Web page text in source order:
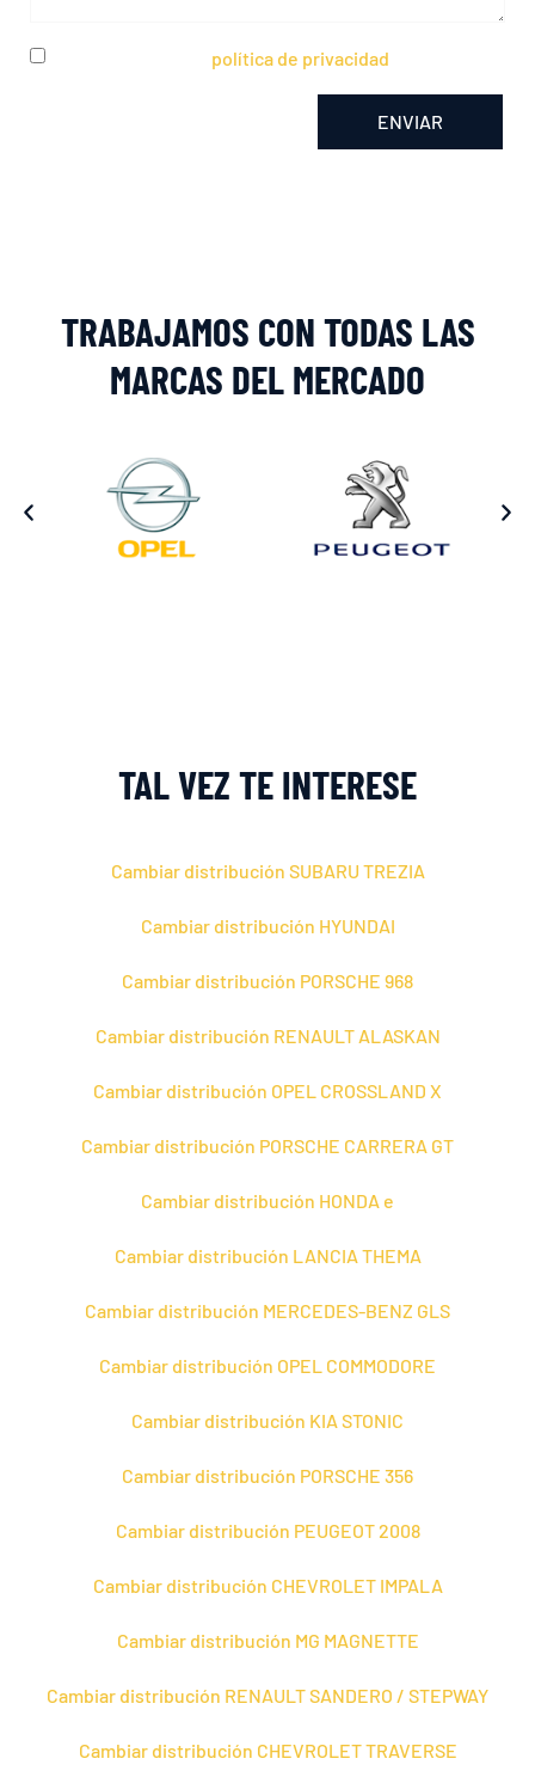
política de privacidad
ENVIAR
TRABAJAMOS CON TODAS LAS
MARCAS DEL MERCADO
TAL VEZ TE INTERESE
Cambiar distribución SUBARU TREZIA
Cambiar distribución HYUNDAI
Cambiar distribución PORSCHE 968
Cambiar distribución RENAULT ALASKAN
Cambiar distribución OPEL CROSSLAND X
Cambiar distribución PORSCHE CARRERA GT
Cambiar distribución HONDA e
Cambiar distribución LANCIA THEMA
Cambiar distribución MERCEDES-BENZ GLS
Cambiar distribución OPEL COMMODORE
Cambiar distribución KIA STONIC
Cambiar distribución PORSCHE 356
Cambiar distribución PEUGEOT 2008
Cambiar distribución CHEVROLET IMPALA
Cambiar distribución MG MAGNETTE
Cambiar distribución RENAULT SANDERO / STEPWAY
Cambiar distribución CHEVROLET TRAVERSE